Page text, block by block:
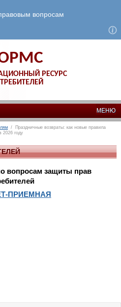
РЕСУРС
МЕНЮ
/ Праздничные возвраты: как новые правила
2026 году
вопросам защиты прав
ПРИЕМНАЯ